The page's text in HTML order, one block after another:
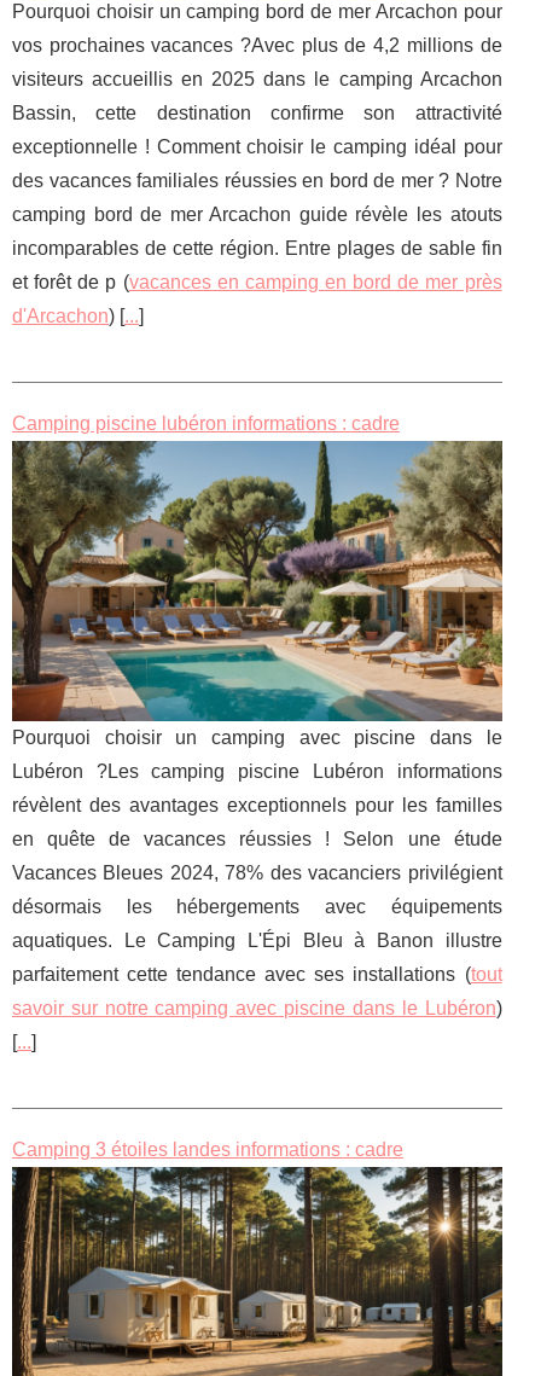
Pourquoi choisir un camping bord de mer Arcachon pour
vos prochaines vacances ?Avec plus de 4,2 millions de
visiteurs accueillis en 2025 dans le camping Arcachon
Bassin, cette destination confirme son attractivité
exceptionnelle ! Comment choisir le camping idéal pour
des vacances familiales réussies en bord de mer ? Notre
camping bord de mer Arcachon guide révèle les atouts
incomparables de cette région. Entre plages de sable fin
et forêt de p (vacances en camping en bord de mer près
d'Arcachon) [...]
Camping piscine lubéron informations : cadre
Pourquoi choisir un camping avec piscine dans le
Lubéron ?Les camping piscine Lubéron informations
révèlent des avantages exceptionnels pour les familles
en quête de vacances réussies ! Selon une étude
Vacances Bleues 2024, 78% des vacanciers privilégient
désormais les hébergements avec équipements
aquatiques. Le Camping L'Épi Bleu à Banon illustre
parfaitement cette tendance avec ses installations (tout
savoir sur notre camping avec piscine dans le Lubéron)
[...]
Camping 3 étoiles landes informations : cadre